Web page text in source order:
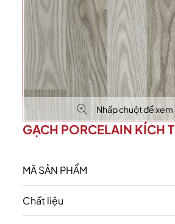
Nhấp chuột để xem
GẠCH PORCELAIN
MÃ SẢN PHẨM
Chất liệu